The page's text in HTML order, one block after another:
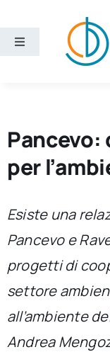
contenuto
Toggle
Ricerca e
Sezioni
Chi siamo
per:
per
Esiste una
Pancevo e
progetti di
settore
all’ambiente
Andrea